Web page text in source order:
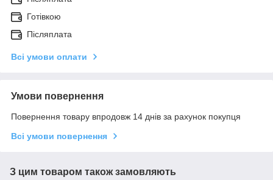
Готівкою
Післяплата
Всі умови оплати
Умови повернення
Повернення товару впродовж 14 днів за рахунок покупця
Всі умови повернення
З цим товаром також замовляють